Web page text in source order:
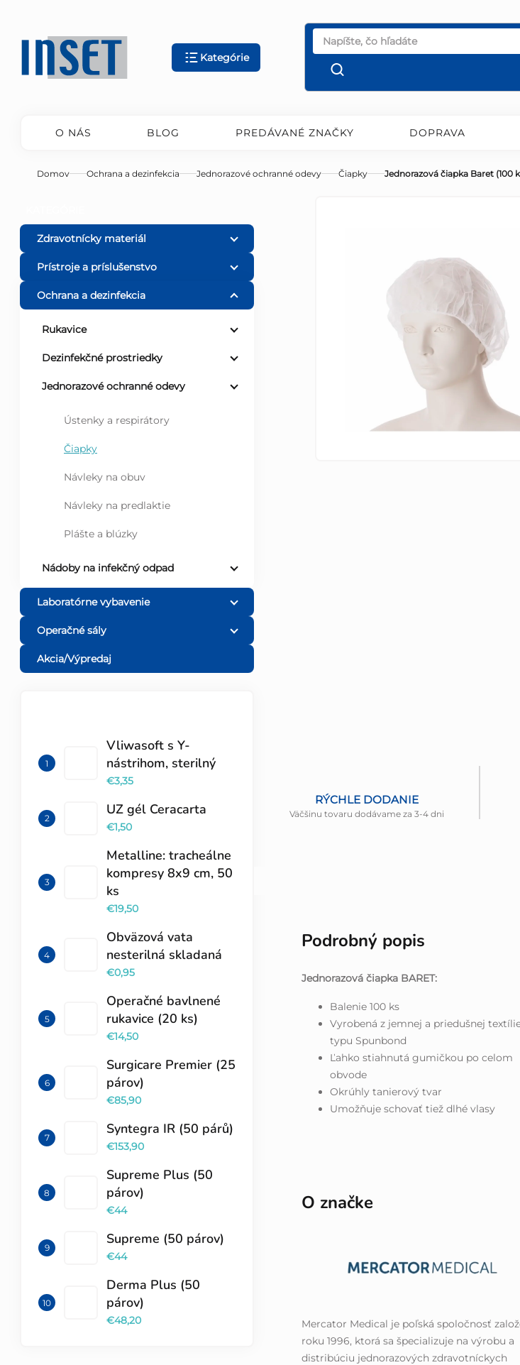
obsah
Kategórie
O NÁS BLOG PREDÁVANÉ ZNAČKY DOPRAVA
Domov Ochrana a dezinfekcia Jednorazové ochranné odevy Čiapky Jednorazová čiapka Baret (100
o
č
n
Zdravotnícky materiál
Prístroje a príslušenstvo
Ochrana a dezinfekcia
Rukavice
Dezinfekčné prostriedky
Jednorazové ochranné odevy
Ústenky a respirátory
Čiapky
Návleky na obuv
Návleky na predlaktie
Plášte a blúzky
Nádoby na infekčný odpad
Laboratórne vybavenie
Operačné sály
Akcia/Výpredaj
Vliwasoft s Y-
nástrihom, sterilný
€3,35
UZ gél Ceracarta
€1,50
Metalline: tracheálne
kompresy 8x9 cm, 50
ks
€19,50
Obväzová vata
nesterilná skladaná
€0,95
Operačné bavlnené
rukavice (20 ks)
€14,50
Surgicare Premier (25
párov)
€85,90
Syntegra IR (50 párů)
€153,90
Supreme Plus (50
párov)
€44
Supreme (50 párov)
€44
Derma Plus (50
párov)
€48,20
RÝCHLE DODANIE
Väčšinu tovaru dodávame za 3-4 dni
Podrobný popis
Jednorazová čiapka BARET:
Balenie 100 ks
Vyrobená z jemnej a priedušnej
typu Spunbond
Ľahko stiahnutá gumičkou po celom
obvode
Okrúhly tanierový tvar
Umožňuje schovať tiež dlhé vlasy
O značke
Mercator Medical je poľská spoločnosť
roku 1996, ktorá sa špecializuje na výrobu a
distribúciu jednorazových zdravotníckych